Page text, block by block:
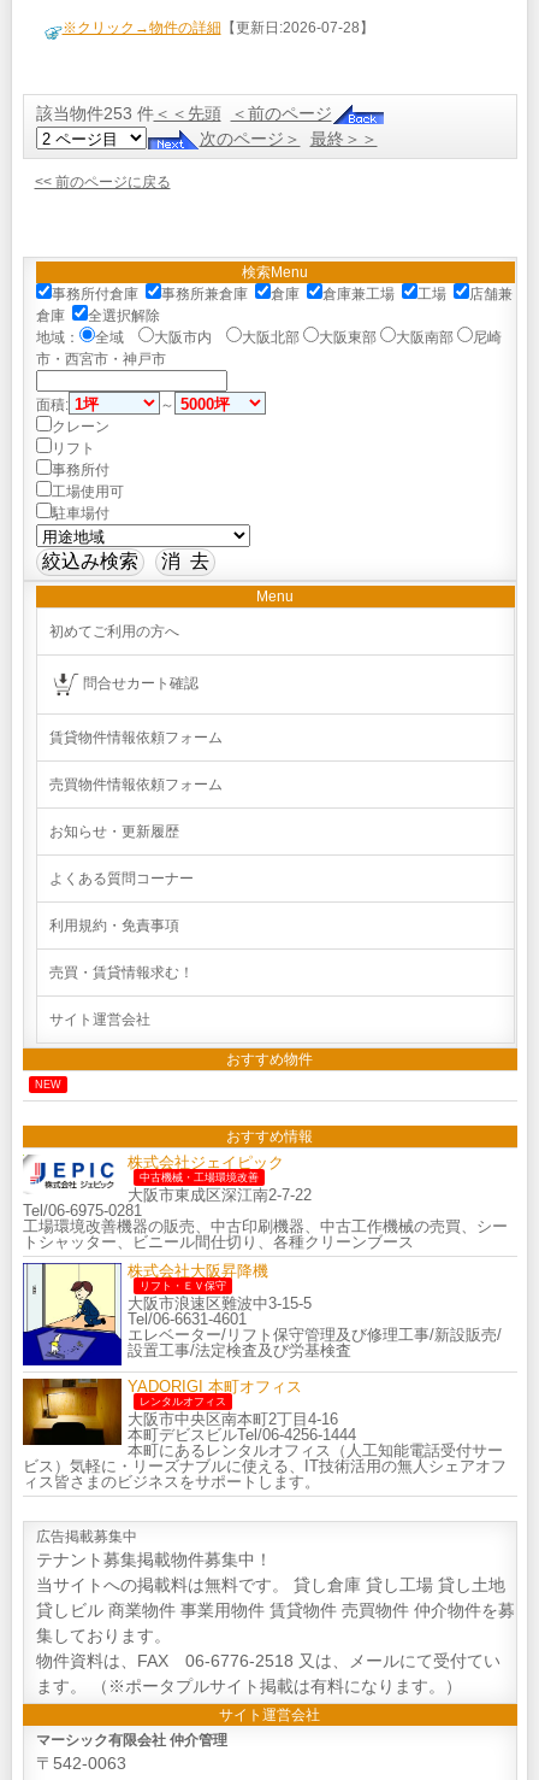
※クリック→物件の詳細 【更新日:2026-07-28】
該当物件253 件＜＜先頭
＜前のページ
次のページ＞
最終＞＞
<< 前のページに戻る
検索Menu
事務所付倉庫
事務所兼倉庫 倉庫 倉庫兼工場 工場
店舗兼
倉庫
全選択解除
地域：
全域 大阪市内 大阪北部 大阪東部 大阪南部
尼崎
市・西宮市・神戸市
面積:
～
クレーン
リフト
事務所付
工場使用可
駐車場付
Menu
初めてご利用の方へ
問合せカート確認
賃貸物件情報依頼フォーム
売買物件情報依頼フォーム
お知らせ・更新履歴
よくある質問コーナー
利用規約・免責事項
売買・賃貸情報求む！
サイト運営会社
おすすめ物件
NEW
おすすめ情報
株式会社ジェイピック
中古機械・工場環境改善
大阪市東成区深江南2-7-22
Tel/06-6975-0281
工場環境改善機器の販売、中古印刷機器、中古工作機械の売買、シー
トシャッター、ビニール間仕切り、各種クリーンブース
株式会社大阪昇降機
リフト・ＥＶ保守
大阪市浪速区難波中3-15-5
Tel/06-6631-4601
エレベーター/リフト保守管理及び修理工事/新設販売/
設置工事/法定検査及び労基検査
YADORIGI 本町オフィス
レンタルオフィス
大阪市中央区南本町2丁目4-16
本町デビスビルTel/06-4256-1444
本町にあるレンタルオフィス（人工知能電話受付サー
ビス）気軽に・リーズナブルに使える、IT技術活用の無人シェアオフ
ィス皆さまのビジネスをサポートします。
広告掲載募集中
テナント募集掲載物件募集中！
当サイトへの掲載料は無料です。 貸し倉庫 貸し工場 貸し土地
貸しビル 商業物件 事業用物件 賃貸物件 売買物件 仲介物件を募
集しております。
物件資料は、FAX 06-6776-2518 又は、メールにて受付てい
ます。 （※ポータプルサイト掲載は有料になります。）
サイト運営会社
マーシック有限会社 仲介管理
〒542-0063